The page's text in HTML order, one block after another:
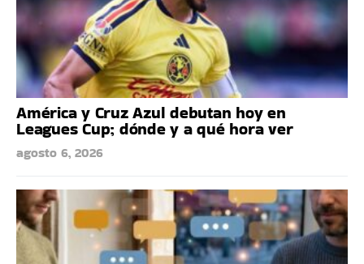
América y Cruz Azul debutan hoy en
Leagues Cup; dónde y a qué hora ver
agosto 6, 2026